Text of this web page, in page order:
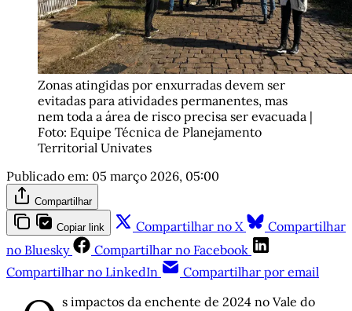
Zonas atingidas por enxurradas devem ser
evitadas para atividades permanentes, mas
nem toda a área de risco precisa ser evacuada |
Foto: Equipe Técnica de Planejamento
Territorial Univates
Publicado em: 05 março 2026, 05:00
Compartilhar
Copiar link Compartilhar no X
Compartilhar
no Bluesky
Compartilhar no Facebook
Compartilhar no LinkedIn
Compartilhar por email
s impactos da enchente de 2024 no Vale do